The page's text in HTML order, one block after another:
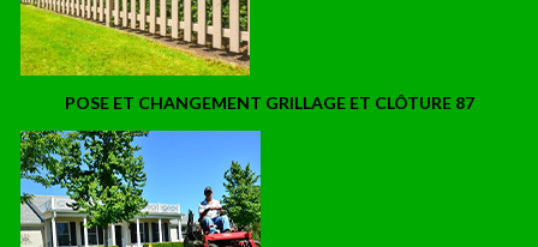
POSE ET CHANGEMENT GRILLAGE ET CLÔTURE 87